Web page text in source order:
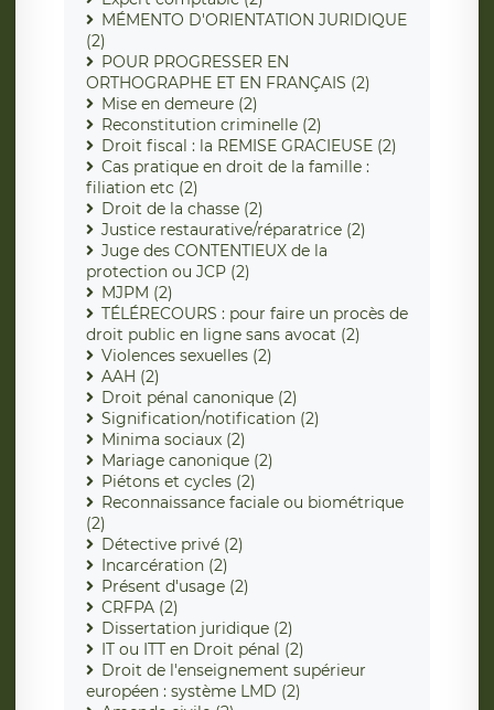
MÉMENTO D'ORIENTATION JURIDIQUE
(2)
POUR PROGRESSER EN
ORTHOGRAPHE ET EN FRANÇAIS (2)
Mise en demeure (2)
Reconstitution criminelle (2)
Droit fiscal : la REMISE GRACIEUSE (2)
Cas pratique en droit de la famille :
filiation etc (2)
Droit de la chasse (2)
Justice restaurative/réparatrice (2)
Juge des CONTENTIEUX de la
protection ou JCP (2)
MJPM (2)
TÉLÉRECOURS : pour faire un procès de
droit public en ligne sans avocat (2)
Violences sexuelles (2)
AAH (2)
Droit pénal canonique (2)
Signification/notification (2)
Minima sociaux (2)
Mariage canonique (2)
Piétons et cycles (2)
Reconnaissance faciale ou biométrique
(2)
Détective privé (2)
Incarcération (2)
Présent d'usage (2)
CRFPA (2)
Dissertation juridique (2)
IT ou ITT en Droit pénal (2)
Droit de l'enseignement supérieur
européen : système LMD (2)